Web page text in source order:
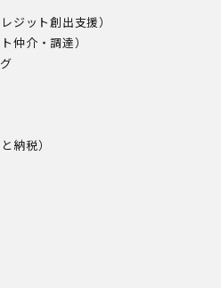
ジット創出支援）
仲介・調達）
納税）